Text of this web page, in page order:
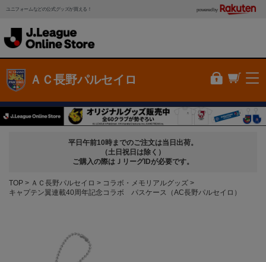
ユニフォームなどの公式グッズが買える！ powered by
ＡＣ長野パルセイロ
平日午前10時までのご注文は当日出荷。
（土日祝日は除く）
ご購入の際はＪリーグIDが必要です。
TOP ＡＣ長野パルセイロ
コラボ・メモリアルグッズ
キャプテン翼連載40周年記念コラボ パスケース（AC長野パルセイロ）